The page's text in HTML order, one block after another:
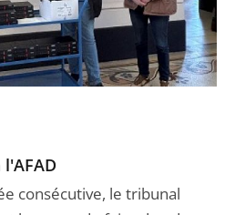
consécutive, le tribunal